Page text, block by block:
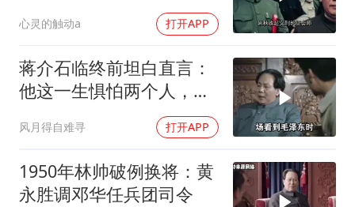
心灵的触动a 打开APP
蒋介石临终前坦白直言：
他这一生惧怕两个人，却
风月得自难寻 打开APP
1950年林帅破例换将：黄
永胜调邓华任兵团司令